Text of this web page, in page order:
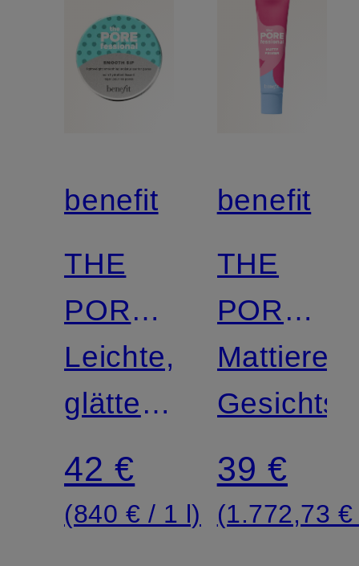
benefit
THE
POREFESSIONAL
SMOOTH
SIP
Leichte,
glättende
Feuchtigkeitpflege
für
42 €
(840 € / 1 l)
benefit
THE
MATTE
PRIMER
39 €
(1.772,73